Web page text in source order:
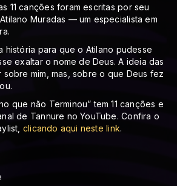
11 canções foram escritas por seu
Muradas — um especialista em
história para que o Atilano pudesse
exaltar o nome de Deus. A ideia das
sobre mim, mas, sobre o que Deus fez
que não Terminou” tem 11 canções e
de Tannure no YouTube. Confira o
clicando aqui neste link.